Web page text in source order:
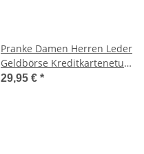
Pranke Damen Herren Leder
Geldbörse Kreditkartenetui
Karten-Visitenkarten-Etui
29,95 € *